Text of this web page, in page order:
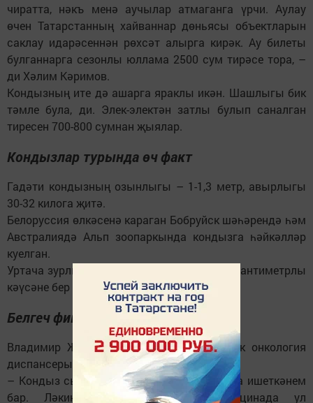
чиратта, нәкъ менә аучылар атмаганга үрчи. Аулау
өчен Татарстанның хайваннар дөньясы объектларын
саклау идарәсеннән рөхсәт алырга кирәк. Ау билеты
булганнарга сезонлы юллама 2500 сум тирәсе тора, –
ди Хәлим Кәримов.
Кондызның ите дә ашарга яраклы икән. Шашлыгы бик
тәмле була, ди. Элек-электән затлы булып саналган
тиресен 700-800 сумнан җыялар.
Кондызлар турында өч факт
Гадәти кондызның озынлыгы – 1-1,3 метр, авырлыгы
30-32 килога җитә.
Белоруссия өлкәсенә караган Бобруйск шәһәрендә һәм
Австралиядә Альп зоопаркында кондызга һәйкәлләр
куелган.
Уртача зурлыктагы кондыз диаметры 40 сантиметрлы
кәүсәне бер көндә аудара ала.
Белгеч фикере
Владимир Жаворонков, Республика клиник онкология
диспансерының баш табиб урынбасары:
– Кондыз сыекчасының файдасы турында ишеткәнем
бар. Ләкин ракны дәвалауда медицинада ул